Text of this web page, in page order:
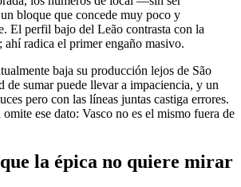
bloque que concede muy poco y
El perfil bajo del Leão contrasta con la
ahí radica el primer engaño masivo.
baja su producción lejos de São
de sumar puede llevar a impaciencia, y un
pero con las líneas juntas castiga errores.
ese dato: Vasco no es el mismo fuera de
la épica no quiere mirar